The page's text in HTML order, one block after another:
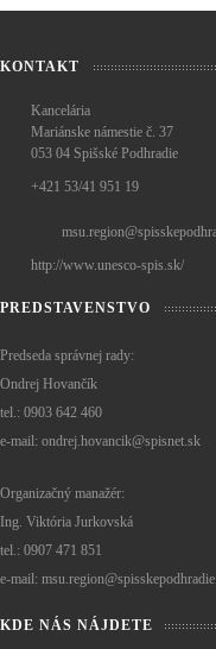
KONTAKT
Kancelária
Mariánske námestie č. 37
053 04 Spišské Podhradie
+421 53/41 951 19
http://www.unesco-spis.sk/
PREDSTAVENSTVO
Predseda správnej rady:
Ondrej Hovančík
tel.: 0903 642 460
e-mail: ondrej.hovancik@spisnet.sk
Organizačný manažér:
Ing. Viktória Jurkovská
tel.: 0907 471 851
e-mail:
KDE NÁS NÁJDETE